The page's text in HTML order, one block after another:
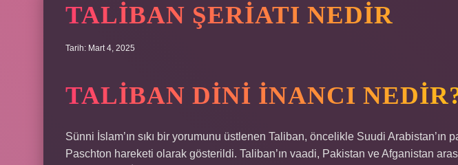
TALIBAN ŞERIATI NEDIR
Tarih: Mart 4, 2025
TALIBAN DINI INANCI
Sünni İslam’ın sıkı bir yorumunu üstlenen Taliban, öncelikle Suudi Arabistan’ın
Paschton hareketi olarak gösterildi. Taliban’ın vaadi, Pakistan ve Afganistan